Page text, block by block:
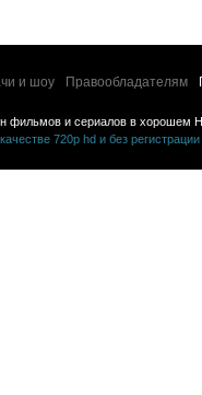
и шоу Правообладателям
и сериалов в хорошем
720p hd и без